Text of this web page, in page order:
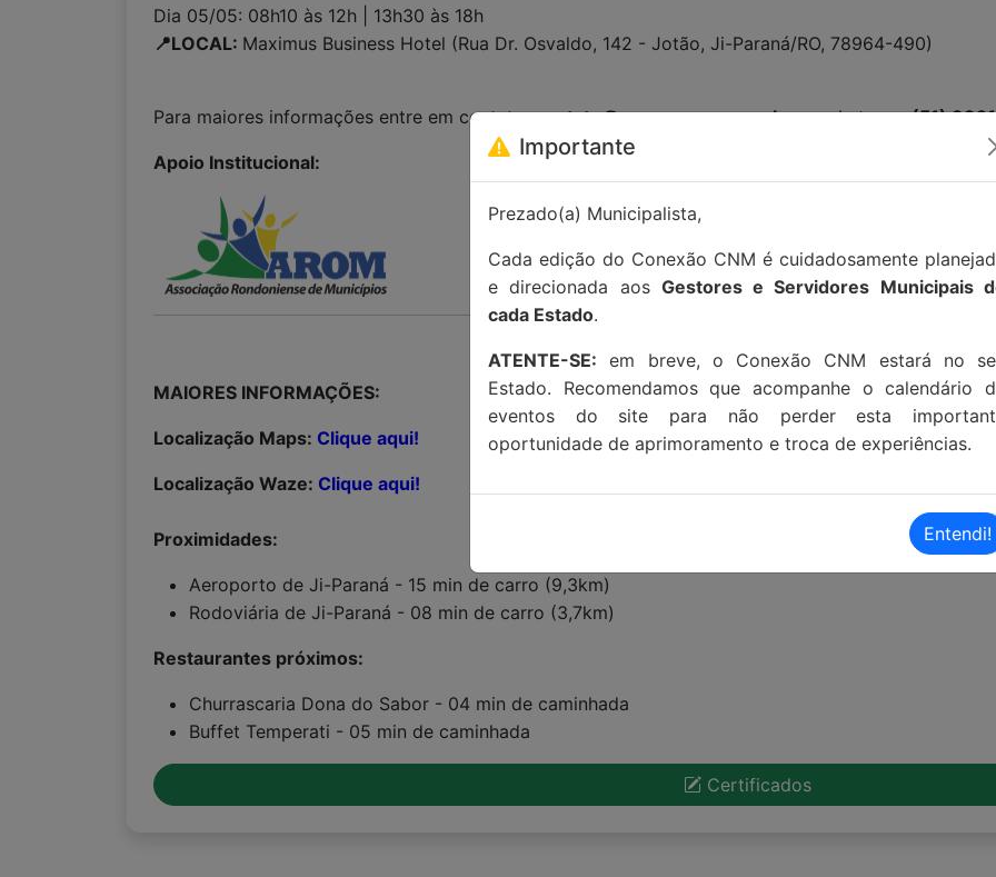
Dia 05/05: 08h10 às 12h | 13h30 às 18h
📍LOCAL: Maximus Business Hotel (Rua Dr. Osvaldo, 142 - Jotão, Ji-Paraná/RO, 78964-490)
Para maiores informações entre em contato:contato@conexaocnm.org.brou whatsapp(51)
Apoio Institucional:
MAIORES INFORMAÇÕES:
Localização Maps: Clique aqui!
Localização Waze: Clique aqui!
Proximidades:
Aeroporto de Ji-Paraná - 15 min de carro (9,3km)
Rodoviária de Ji-Paraná - 08 min de carro (3,7km)
Restaurantes próximos:
Churrascaria Dona do Sabor - 04 min de caminhada
Buffet Temperati - 05 min de caminhada
Certificados
Importante
Prezado(a) Municipalista,
Cada edição do Conexão CNM é cuidadosamente
e direcionada aos Gestores e Servidores Municipais
cada Estado.
ATENTE-SE: em breve, o Conexão CNM estará no
Estado. Recomendamos que acompanhe o calendário
eventos do site para não perder esta
oportunidade de aprimoramento e troca de experiências.
Entendi!